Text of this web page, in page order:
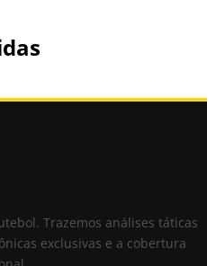
Trazemos análises táticas
exclusivas e a cobertura